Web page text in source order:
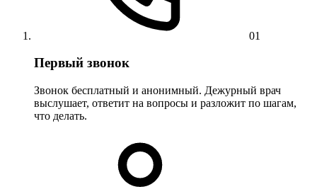
01
Первый звонок
Звонок бесплатный и анонимный. Дежурный врач
выслушает, ответит на вопросы и разложит по шагам,
что делать.